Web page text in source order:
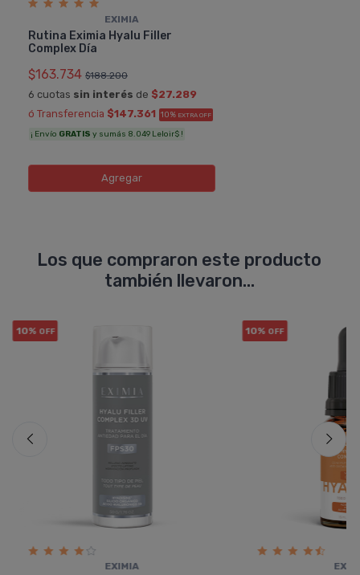
EXIMIA
Rutina Eximia Hyalu Filler
Complex Día
$163.734 $188.200
6 cuotas sin interés de $27.289
ó Transferencia $147.361 10% EXTRA OFF
¡ Envío GRATIS y sumás 8.049 Leloir$ !
Agregar
Los que compraron este producto
también llevaron...
10% OFF
EXIMIA
10% OFF